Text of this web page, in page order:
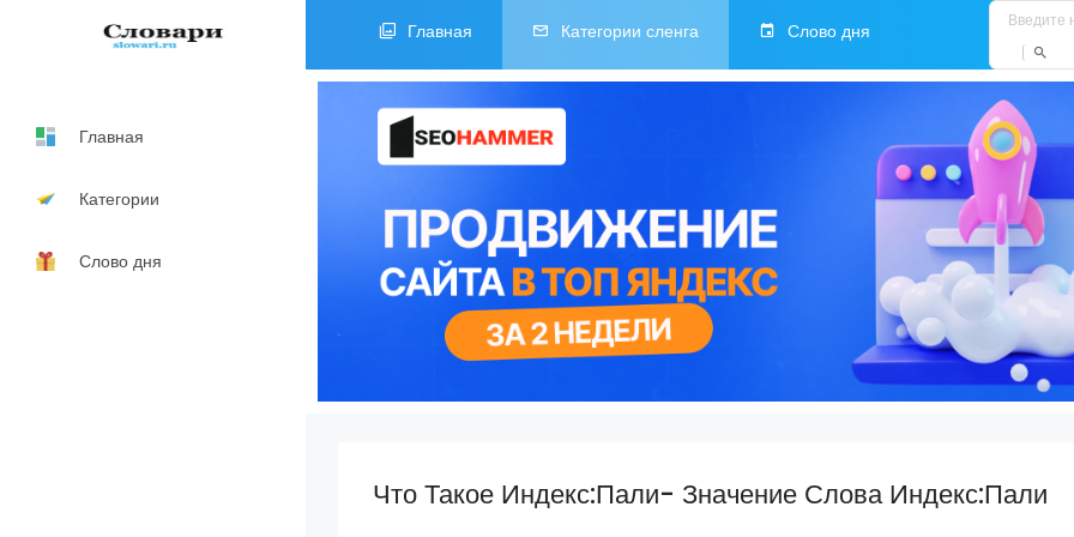
Главная Категории сленга Слово дня
Главная
Категории
Слово дня
Что Такое Индекс:Пали- Значение Слова Индекс:Пали